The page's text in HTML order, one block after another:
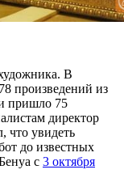
В
произведений из
пришло 75
директор
что увидеть
до известных
с 3 октября